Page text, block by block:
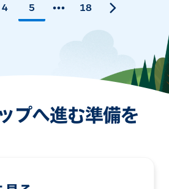
4 5 18
プへ進む準備を